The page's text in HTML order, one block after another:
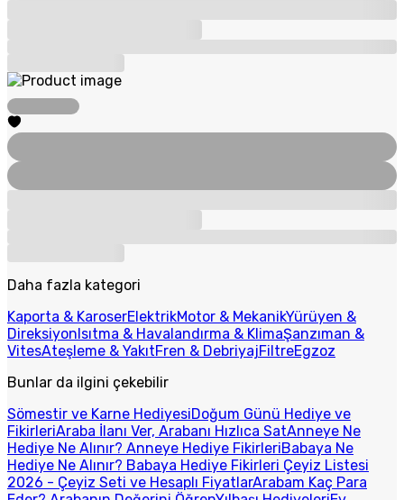
Daha fazla kategori
Kaporta & KaroserElektrikMotor & MekanikYürüyen &
DireksiyonIsıtma & Havalandırma & KlimaŞanzıman &
VitesAteşleme & YakıtFren & DebriyajFiltreEgzoz
Bunlar da ilgini çekebilir
Sömestir ve Karne HediyesiDoğum Günü Hediye ve
FikirleriAraba İlanı Ver, Arabanı Hızlıca SatAnneye Ne
Hediye Ne Alınır? Anneye Hediye FikirleriBabaya Ne
Hediye Ne Alınır? Babaya Hediye Fikirleri Çeyiz Listesi
2026 - Çeyiz Seti ve Hesaplı FiyatlarArabam Kaç Para